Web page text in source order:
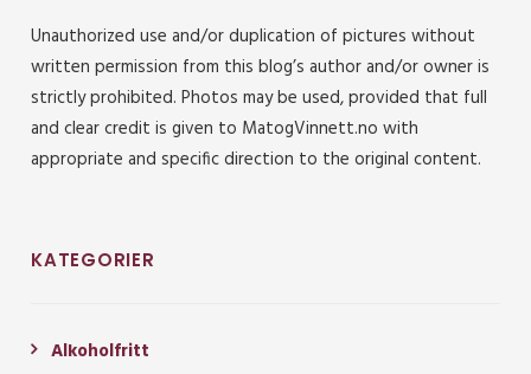
Unauthorized use and/or duplication of pictures without
written permission from this blog’s author and/or owner is
strictly prohibited. Photos may be used, provided that full
and clear credit is given to MatogVinnett.no with
appropriate and specific direction to the original content.
KATEGORIER
Alkoholfritt